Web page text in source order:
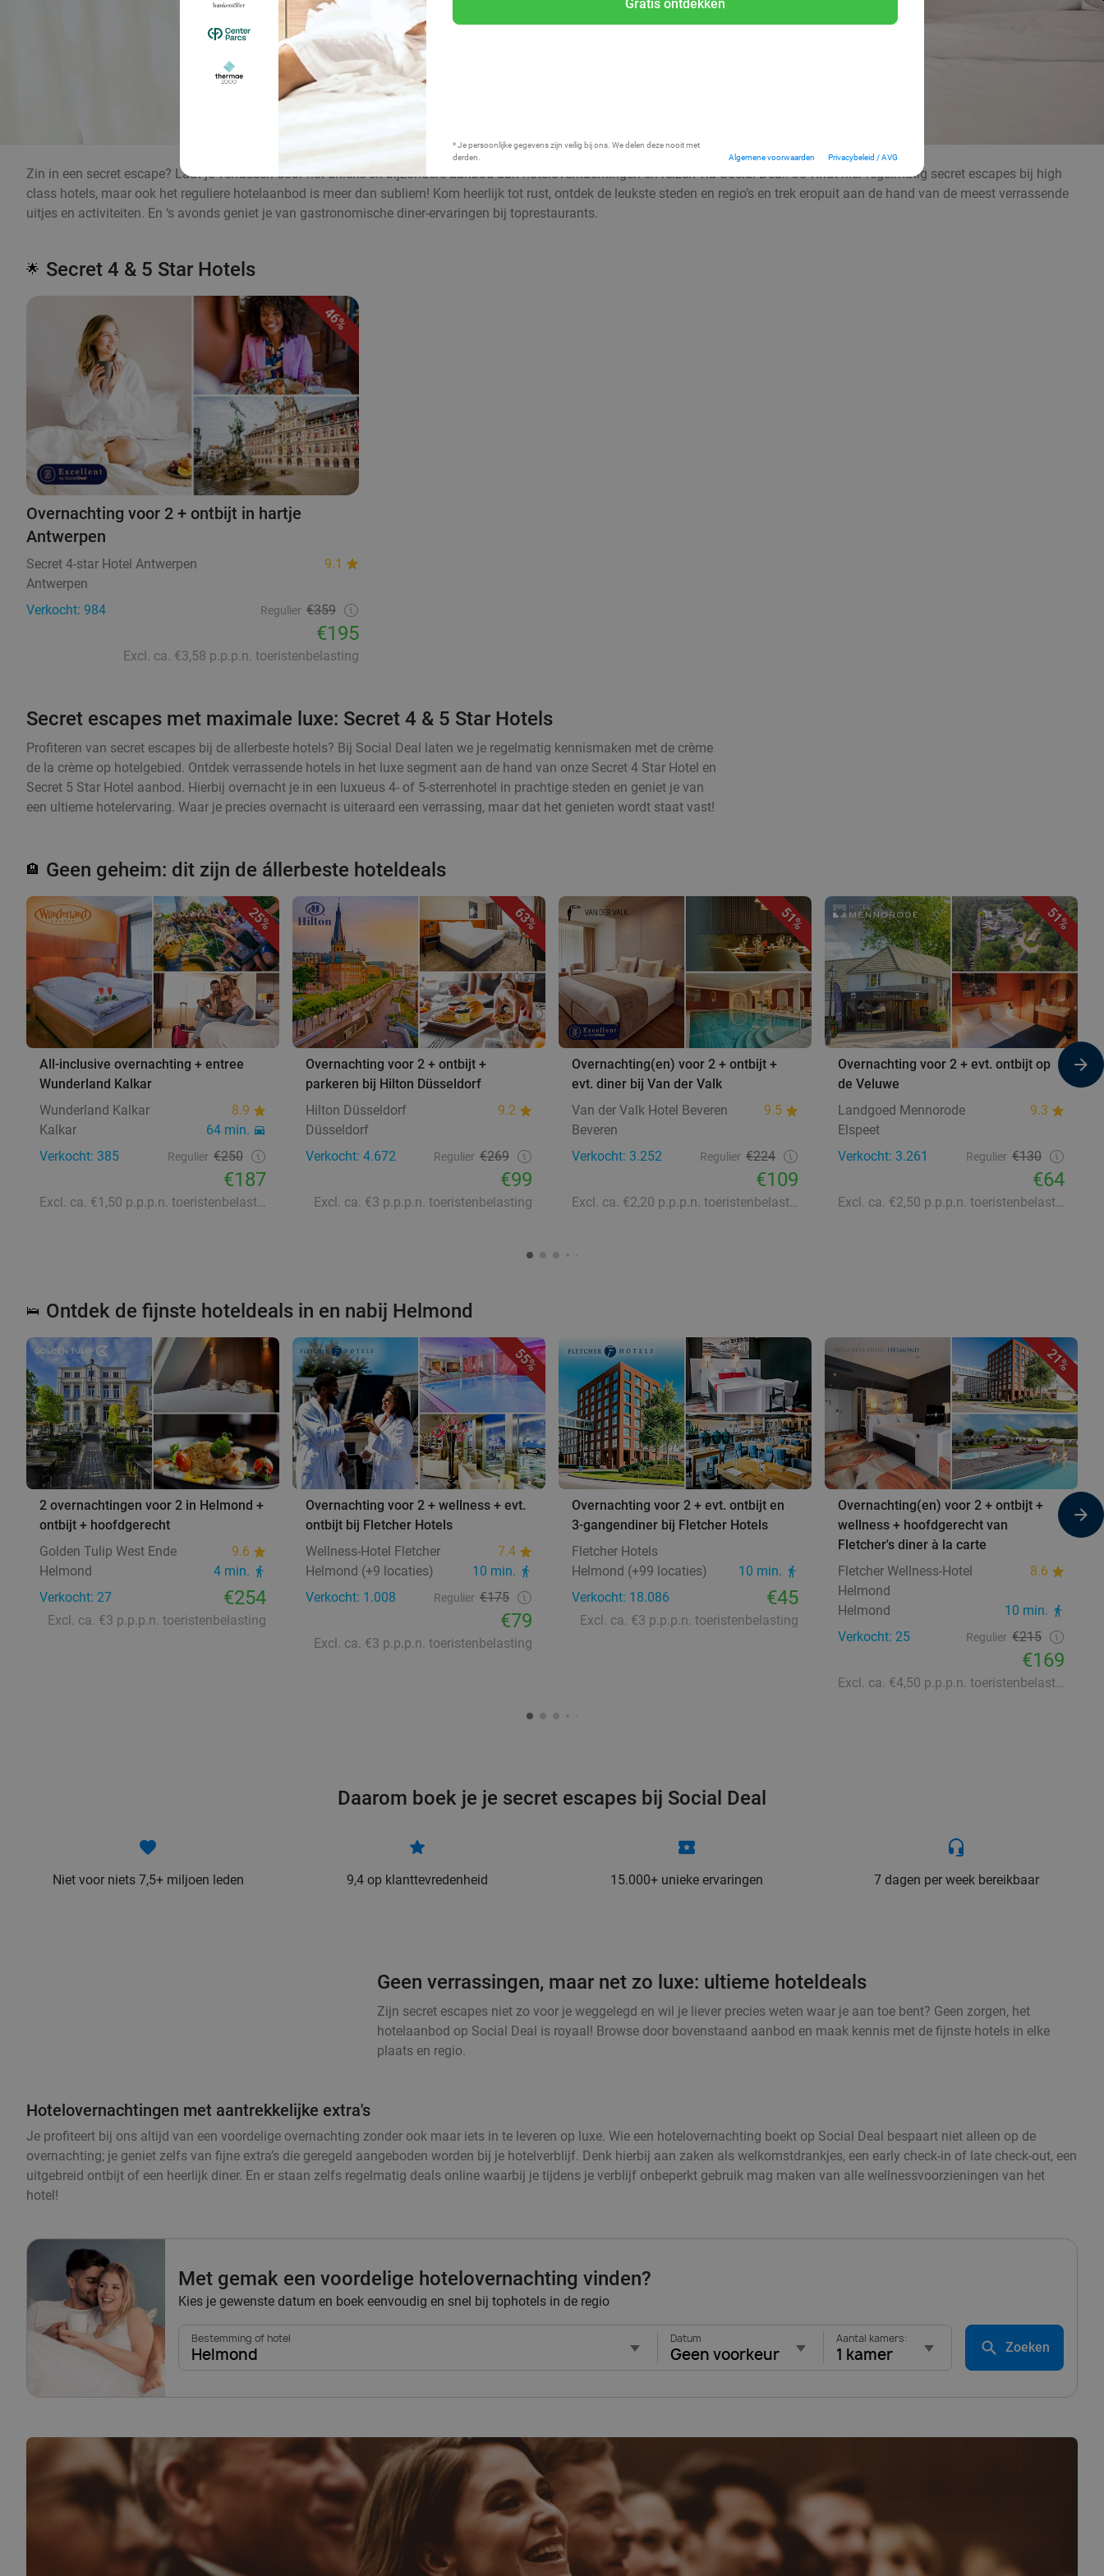
Gratis ontdekken
* Je persoonlijke gegevens zijn veilig bij ons. We delen deze nooit met
derden.
Algemene voorwaarden Privacybeleid / AVG
Zin in een secret escape? Laat je verrassen door het unieke en bijzondere aanbod aan hotelovernachtingen en reizen via Social Deal! Je vindt hier regelmatig secret escapes bij high
class hotels, maar ook het reguliere hotelaanbod is meer dan subliem! Kom heerlijk tot rust, ontdek de leukste steden en regio’s en trek eropuit aan de hand van de meest verrassende
uitjes en activiteiten. En ‘s avonds geniet je van gastronomische diner-ervaringen bij toprestaurants.
🌟 Secret 4 & 5 Star Hotels
46%
Overnachting voor 2 + ontbijt in hartje
Antwerpen
Secret 4-star Hotel Antwerpen
9.1
Antwerpen
Verkocht: 984
Regulier €359
€195
Excl. ca. €3,58 p.p.p.n. toeristenbelasting
Secret escapes met maximale luxe: Secret 4 & 5 Star Hotels
Profiteren van secret escapes bij de allerbeste hotels? Bij Social Deal laten we je regelmatig kennismaken met de crème
de la crème op hotelgebied. Ontdek verrassende hotels in het luxe segment aan de hand van onze Secret 4 Star Hotel en
Secret 5 Star Hotel aanbod. Hierbij overnacht je in een luxueus 4- of 5-sterrenhotel in prachtige steden en geniet je van
een ultieme hotelervaring. Waar je precies overnacht is uiteraard een verrassing, maar dat het genieten wordt staat vast!
🏨 Geen geheim: dit zijn de állerbeste hoteldeals
25%
All-inclusive overnachting + entree
Wunderland Kalkar
Wunderland Kalkar
8.9
Kalkar
64 min.
Verkocht: 385
Regulier €250
€187
Excl. ca. €1,50 p.p.p.n. toeristenbelasting
63%
Overnachting voor 2 + ontbijt +
parkeren bij Hilton Düsseldorf
Hilton Düsseldorf
9.2
Düsseldorf
Verkocht: 4.672
Regulier €269
€99
Excl. ca. €3 p.p.p.n. toeristenbelasting
51%
Overnachting(en) voor 2 + ontbijt +
evt. diner bij Van der Valk
Van der Valk Hotel Beveren
9.5
Beveren
Verkocht: 3.252
Regulier €224
€109
Excl. ca. €2,20 p.p.p.n. toeristenbelasting
51%
Overnachting voor 2 + evt. ontbijt op
de Veluwe
Landgoed Mennorode
9.3
Elspeet
Verkocht: 3.261
Regulier €130
€64
Excl. ca. €2,50 p.p.p.n. toeristenbelasting
🛌 Ontdek de fijnste hoteldeals in en nabij Helmond
2 overnachtingen voor 2 in Helmond +
ontbijt + hoofdgerecht
Golden Tulip West Ende
9.6
Helmond
4 min.
Verkocht: 27
€254
Excl. ca. €3 p.p.p.n. toeristenbelasting
55%
Overnachting voor 2 + wellness + evt.
ontbijt bij Fletcher Hotels
Wellness-Hotel Fletcher
7.4
Helmond (+9 locaties)
10 min.
Verkocht: 1.008
Regulier €175
€79
Excl. ca. €3 p.p.p.n. toeristenbelasting
Overnachting voor 2 + evt. ontbijt en
3-gangendiner bij Fletcher Hotels
Fletcher Hotels
Helmond (+99 locaties)
10 min.
Verkocht: 18.086
€45
Excl. ca. €3 p.p.p.n. toeristenbelasting
21%
Overnachting(en) voor 2 + ontbijt +
wellness + hoofdgerecht van
Fletcher's diner à la carte
Fletcher Wellness-Hotel
Helmond
8.6
Helmond
10 min.
Verkocht: 25
Regulier €215
€169
Excl. ca. €4,50 p.p.p.n. toeristenbelasting
Daarom boek je je secret escapes bij Social Deal
Niet voor niets 7,5+ miljoen leden 9,4 op klanttevredenheid 15.000+ unieke ervaringen 7 dagen per week bereikbaar
Geen verrassingen, maar net zo luxe: ultieme hoteldeals
Zijn secret escapes niet zo voor je weggelegd en wil je liever precies weten waar je aan toe bent? Geen zorgen, het
hotelaanbod op Social Deal is royaal! Browse door bovenstaand aanbod en maak kennis met de fijnste hotels in elke
plaats en regio.
Hotelovernachtingen met aantrekkelijke extra's
Je profiteert bij ons altijd van een voordelige overnachting zonder ook maar iets in te leveren op luxe. Wie een hotelovernachting boekt op Social Deal bespaart niet alleen op de
overnachting; je geniet zelfs van fijne extra’s die geregeld aangeboden worden bij je hotelverblijf. Denk hierbij aan zaken als welkomstdrankjes, een early check-in of late check-out, een
uitgebreid ontbijt of een heerlijk diner. En er staan zelfs regelmatig deals online waarbij je tijdens je verblijf onbeperkt gebruik mag maken van alle wellnessvoorzieningen van het
hotel!
Met gemak een voordelige hotelovernachting vinden?
Kies je gewenste datum en boek eenvoudig en snel bij tophotels in de regio
Bestemming of hotel
Helmond
Datum
Geen voorkeur
Aantal kamers:
1 kamer Zoeken